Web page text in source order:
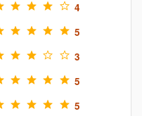
4
5
3
5
5